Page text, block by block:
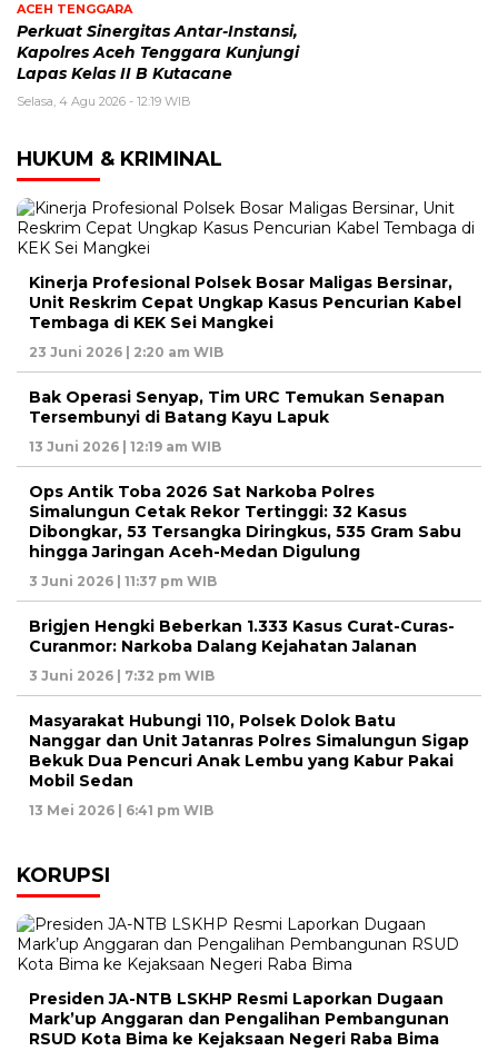
ACEH TENGGARA
Perkuat Sinergitas Antar-Instansi,
Kapolres Aceh Tenggara Kunjungi
Lapas Kelas II B Kutacane
Selasa, 4 Agu 2026 - 12:19 WIB
HUKUM & KRIMINAL
Kinerja Profesional Polsek Bosar Maligas Bersinar,
Unit Reskrim Cepat Ungkap Kasus Pencurian Kabel
Tembaga di KEK Sei Mangkei
23 Juni 2026 | 2:20 am WIB
Bak Operasi Senyap, Tim URC Temukan Senapan
Tersembunyi di Batang Kayu Lapuk
13 Juni 2026 | 12:19 am WIB
Ops Antik Toba 2026 Sat Narkoba Polres
Simalungun Cetak Rekor Tertinggi: 32 Kasus
Dibongkar, 53 Tersangka Diringkus, 535 Gram Sabu
hingga Jaringan Aceh-Medan Digulung
3 Juni 2026 | 11:37 pm WIB
Brigjen Hengki Beberkan 1.333 Kasus Curat-Curas-
Curanmor: Narkoba Dalang Kejahatan Jalanan
3 Juni 2026 | 7:32 pm WIB
Masyarakat Hubungi 110, Polsek Dolok Batu
Nanggar dan Unit Jatanras Polres Simalungun Sigap
Bekuk Dua Pencuri Anak Lembu yang Kabur Pakai
Mobil Sedan
13 Mei 2026 | 6:41 pm WIB
KORUPSI
Presiden JA-NTB LSKHP Resmi Laporkan Dugaan
Mark’up Anggaran dan Pengalihan Pembangunan
RSUD Kota Bima ke Kejaksaan Negeri Raba Bima